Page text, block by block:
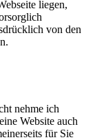
liegen,
von den
nehme ich
Website auch
für Sie